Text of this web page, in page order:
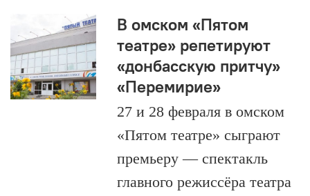
В омском «Пятом
театре» репетируют
«донбасскую притчу»
«Перемирие»
27 и 28 февраля в омском
«Пятом театре» сыграют
премьеру — спектакль
главного режиссёра театра